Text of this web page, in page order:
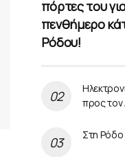
πόρτες του
πενθήμερο
Ρόδου!
προς
Στη Ρόδο